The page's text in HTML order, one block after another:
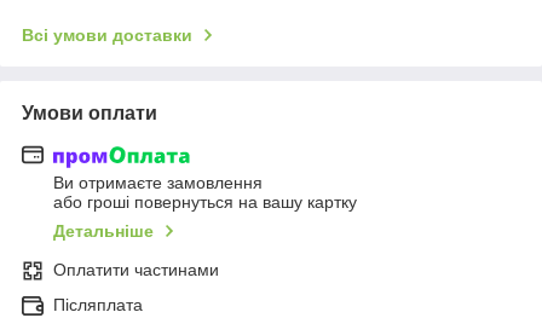
Всі умови доставки
Умови оплати
Ви отримаєте замовлення
або гроші повернуться на вашу картку
Детальніше
Оплатити частинами
Післяплата